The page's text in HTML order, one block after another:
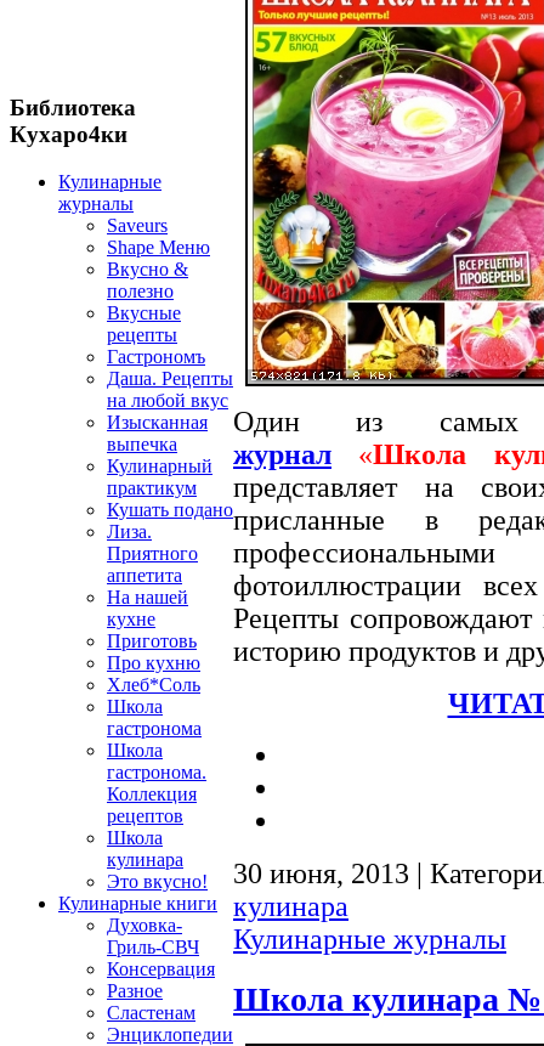
Библиотека
Кухаро4ки
Кулинарные
журналы
Saveurs
Shape Меню
Вкусно &
полезно
Вкусные
рецепты
Гастрономъ
Даша. Рецепты
на любой вкус
Изысканная
выпечка
Кулинарный
практикум
Кушать подано
Лиза.
Приятного
аппетита
На нашей
кухне
Приготовь
Про кухню
Хлеб*Соль
Школа
гастронома
Школа
гастронома.
Коллекция
рецептов
Школа
кулинара
Это вкусно!
Кулинарные книги
Духовка-
Гриль-СВЧ
Консервация
Разное
Сластенам
Энциклопедии
Один из самых
журнал
«Школа
представляет на
присланные в
фотоиллюстрации
Рецепты сопровождают
историю продуктов и
30 июня, 2013 |
кулинара
Кулинарные журналы
Школа кулинара